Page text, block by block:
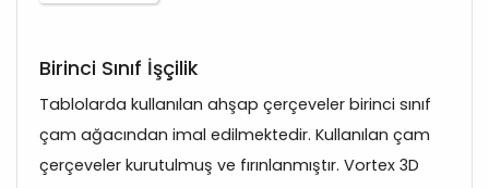
Birinci Sınıf İşçilik
Tablolarda kullanılan ahşap çerçeveler birinci sınıf
çam ağacından imal edilmektedir. Kullanılan çam
çerçeveler kurutulmuş ve fırınlanmıştır. Vortex 3D